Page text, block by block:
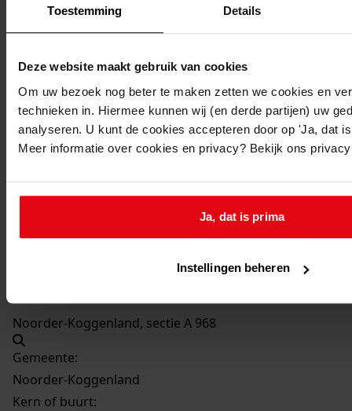
Toestemming Details
Deze website maakt gebruik van cookies
Om uw bezoek nog beter te maken zetten we cookies en
technieken in. Hiermee kunnen wij (en derde partijen) uw
analyseren. U kunt de cookies accepteren door op 'Ja, dat
Meer informatie over cookies en privacy? Bekijk ons
Ja, dat is prima
Instellingen beheren
1991-1992
Beschrijving:
01-05-1991
Adres:
Nieuw adres:
Midwoud, Buurt 23
Noorder-Koggenland, sectie A 968
Gemeente:
Noorder-Koggenland
Kern of buurt: